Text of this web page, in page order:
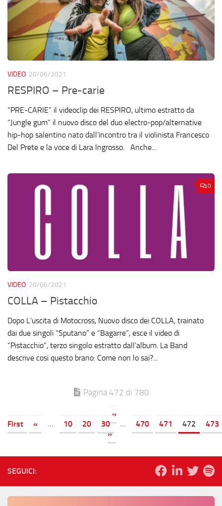
VIDEO 20/06/2021
RESPIRO – Pre-carie
“PRE-CARIE” il videoclip dei RESPIRO, ultimo estratto da
“Jungle gum” il nuovo disco del duo electro-pop/alternative
hip-hop salentino nato dall’incontro tra il violinista Francesco
Del Prete e la voce di Lara Ingrosso. Anche...
0
VIDEO 20/06/2021
COLLA – Pistacchio
Dopo L’uscita di Motocross, Nuovo disco dei COLLA, trainato
dai due singoli “Sputano” e “Bagarre”, esce il video di
“Pistacchio”, terzo singolo estratto dall’album. La Band
descrive cosi questo brano: Come non lo sai?...
Pagina 472 di 780
«
First
« ... 10 20 30 ... 470 471 472
473
»
SEGUICI: